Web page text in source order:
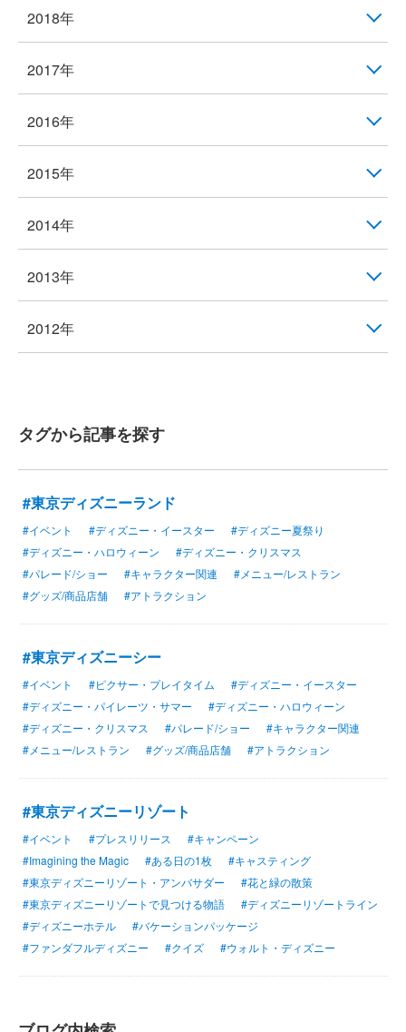
2018年
2017年
2016年
2015年
2014年
2013年
2012年
タグから記事を探す
#東京ディズニーランド
#イベント #ディズニー・イースター
#ディズニー夏祭り
#ディズニー・ハロウィーン
#ディズニー・クリスマス
#パレード/ショー
#キャラクター関連
#メニュー/レストラン
#グッズ/商品店舗
#アトラクション
#東京ディズニーシー
#イベント #ピクサー・プレイタイム
#ディズニー・イースター
#ディズニー・パイレーツ・サマー
#ディズニー・ハロウィーン
#ディズニー・クリスマス
#パレード/ショー
#キャラクター関連
#メニュー/レストラン
#グッズ/商品店舗 #アトラクション
#東京ディズニーリゾート
#イベント #プレスリリース
#キャンペーン
#Imagining the Magic
#ある日の1枚
#キャスティング
#東京ディズニーリゾート・アンバサダー
#花と緑の散策
#東京ディズニーリゾートで見つける物語
#ディズニーリゾートライン
#ディズニーホテル
#バケーションパッケージ
#ファンダフルディズニー
#クイズ #ウォルト・ディズニー